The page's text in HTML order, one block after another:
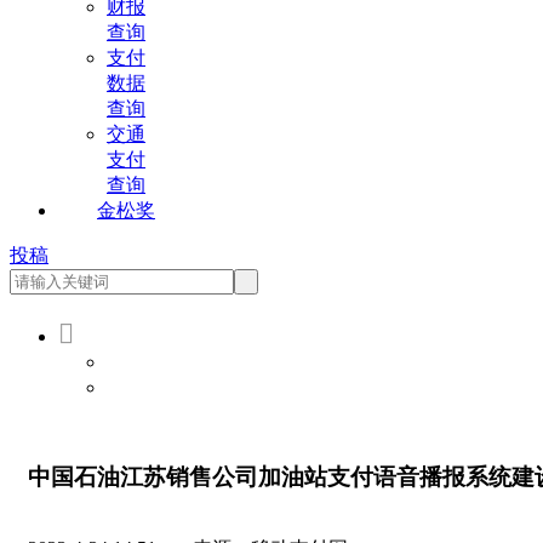
财报
查询
支付
数据
查询
交通
支付
查询
金松奖
投稿

中国石油江苏销售公司加油站支付语音播报系统建